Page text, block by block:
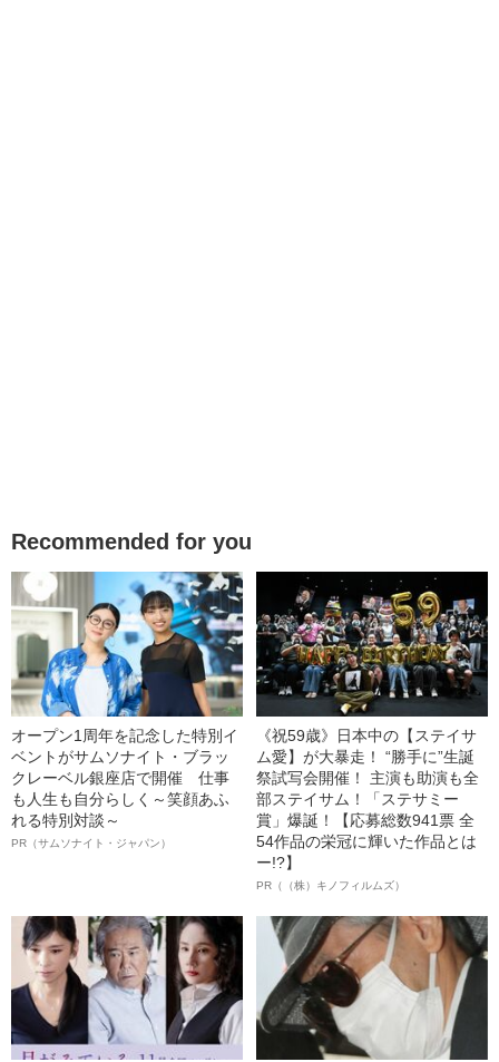
Recommended for you
オープン1周年を記念した特別イ
ベントがサムソナイト・ブラッ
クレーベル銀座店で開催 仕事
も人生も自分らしく～笑顔あふ
れる特別対談～
PR（サムソナイト・ジャパン）
《祝59歳》日本中の【ステイサ
ム愛】が大暴走！ “勝手に”生誕
祭試写会開催！ 主演も助演も全
部ステイサム！「ステサミー
賞」爆誕！【応募総数941票 全
54作品の栄冠に輝いた作品とは
ー!?】
PR（（株）キノフィルムズ）